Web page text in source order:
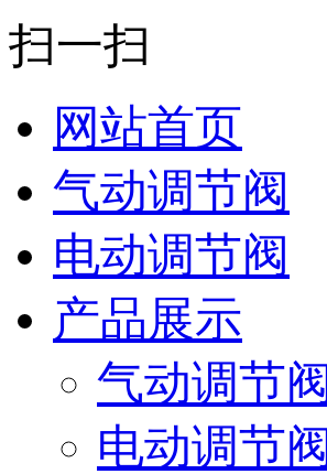
扫一扫
网站首页
气动调节阀
电动调节阀
产品展示
气动调节阀
电动调节阀